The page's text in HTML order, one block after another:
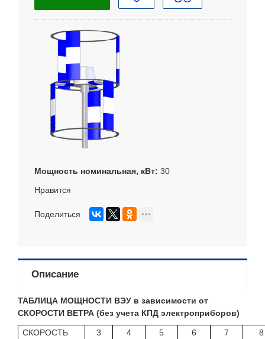
Мощность номинальная, кВт 30
Нравится
Поделиться
Описание
ТАБЛИЦА МОЩНОСТИ ВЭУ в зависимости от
СКОРОСТИ ВЕТРА (без учета КПД электроприборов)
СКОРОСТЬ
3 4 5 6 7 8